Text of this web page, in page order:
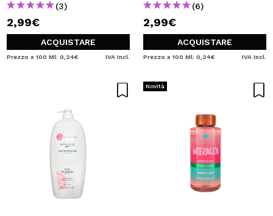
(3)
2,99€
ACQUISTARE
Prezzo x 100 Ml: 0,24€ IVA Incl.
(6)
2,99€
ACQUISTARE
Prezzo x 100 Ml: 0,24€ IVA Incl.
Novità